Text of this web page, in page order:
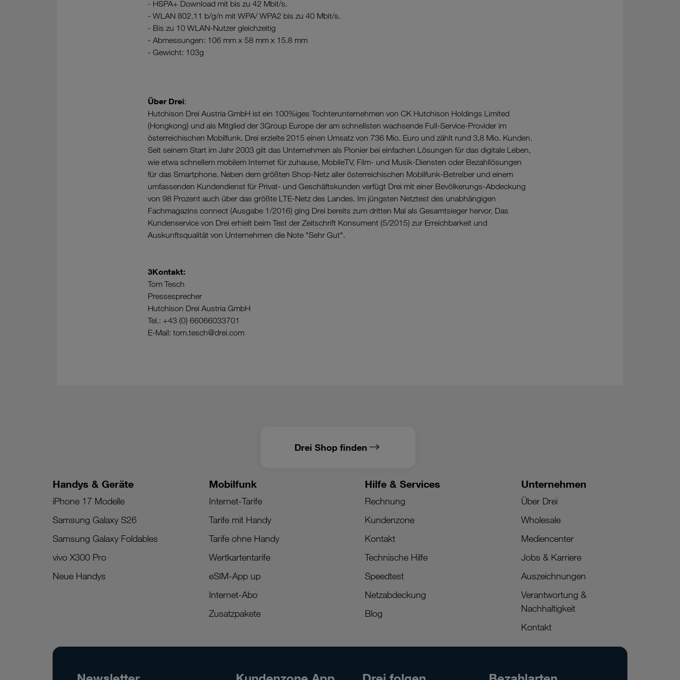
- HSPA+ Download mit bis zu 42 Mbit/s.
- WLAN 802.11 b/g/n mit WPA/ WPA2 bis zu 40 Mbit/s.
- Bis zu 10 WLAN-Nutzer gleichzeitig
- Abmessungen: 106 mm x 58 mm x 15.8 mm
- Gewicht: 103g
Über Drei:
Hutchison Drei Austria GmbH ist ein 100%iges Tochterunternehmen von CK Hutchison Holdings Limited
(Hongkong) und als Mitglied der 3Group Europe der am schnellsten wachsende Full-Service-Provider im
österreichischen Mobilfunk. Drei erzielte 2015 einen Umsatz von 736 Mio. Euro und zählt rund 3,8 Mio. Kunden.
Seit seinem Start im Jahr 2003 gilt das Unternehmen als Pionier bei einfachen Lösungen für das digitale Leben,
wie etwa schnellem mobilem Internet für zuhause, MobileTV, Film- und Musik-Diensten oder Bezahllösungen
für das Smartphone. Neben dem größten Shop-Netz aller österreichischen Mobilfunk-Betreiber und einem
umfassenden Kundendienst für Privat- und Geschäftskunden verfügt Drei mit einer Bevölkerungs-Abdeckung
von 98 Prozent auch über das größte LTE-Netz des Landes. Im jüngsten Netztest des unabhängigen
Fachmagazins connect (Ausgabe 1/2016) ging Drei bereits zum dritten Mal als Gesamtsieger hervor. Das
Kundenservice von Drei erhielt beim Test der Zeitschrift Konsument (5/2015) zur Erreichbarkeit und
Auskunftsqualität von Unternehmen die Note "Sehr Gut".
3Kontakt:
Tom Tesch
Pressesprecher
Hutchison Drei Austria GmbH
Tel.: +43 (0) 66066033701
E-Mail: tom.tesch@drei.com
Drei Shop finden
Handys & Geräte
iPhone 17 Modelle
Samsung Galaxy S26
Samsung Galaxy Foldables
vivo X300 Pro
Neue Handys
Mobilfunk
Internet-Tarife
Tarife mit Handy
Tarife ohne Handy
Wertkartentarife
eSIM-App up
Internet-Abo
Zusatzpakete
Hilfe & Services
Rechnung
Kundenzone
Kontakt
Technische Hilfe
Speedtest
Netzabdeckung
Blog
Unternehmen
Über Drei
Wholesale
Mediencenter
Jobs & Karriere
Auszeichnungen
Verantwortung &
Nachhaltigkeit
Kontakt